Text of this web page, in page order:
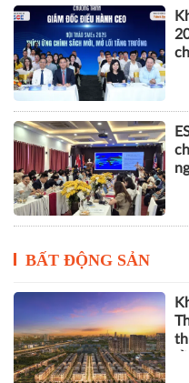
BẤT ĐỘNG SẢN